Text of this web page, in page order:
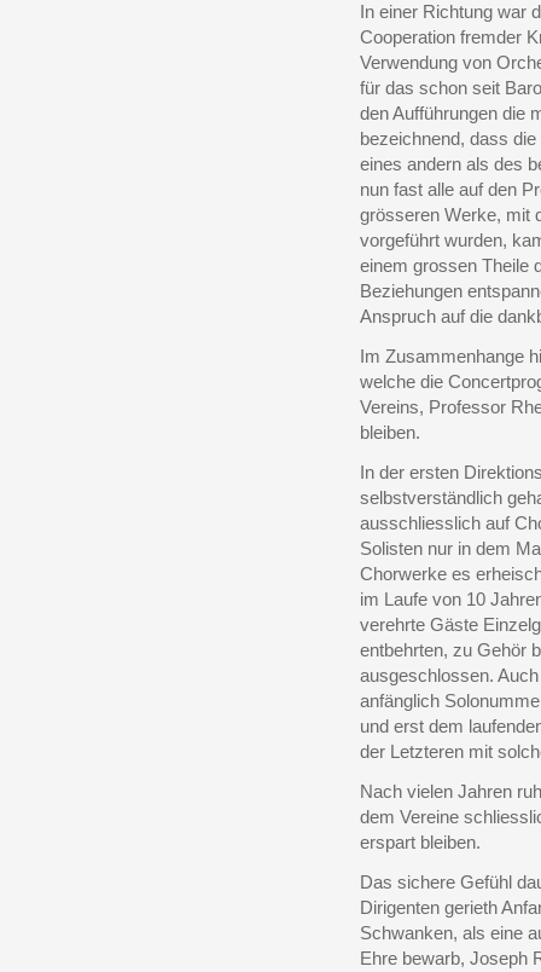
In einer Richtung war
Cooperation fremder
Verwendung von
für das schon seit
den Aufführungen die
bezeichnend, dass
eines andern als des
nun fast alle auf den
grösseren Werke, mit
vorgeführt wurden,
einem grossen Theile
Beziehungen
Anspruch auf die
Im Zusammenhange
welche die
Vereins, Professor
bleiben.
In der ersten
selbstverständlich
ausschliesslich auf
Solisten nur in dem
Chorwerke es
im Laufe von 10
verehrte Gäste
entbehrten, zu Gehör
ausgeschlossen.
anfänglich
und erst dem
der Letzteren mit
Nach vielen Jahren
dem Vereine
erspart bleiben.
Das sichere Gefühl
Dirigenten gerieth
Schwanken, als eine
Ehre bewarb, Joseph